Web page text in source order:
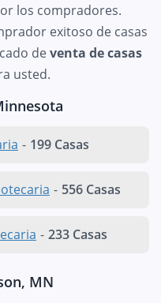
los compradores.
exitoso de casas
deventa de casas
usted.
- 199 Casas
- 556 Casas
- 233 Casas
MN